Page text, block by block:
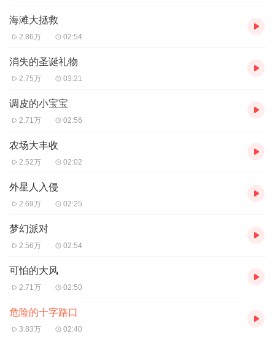
海滩大拯救
2.86万 02:54
消失的圣诞礼物
2.75万 03:21
调皮的小宝宝
2.71万 02:56
农场大丰收
2.52万 02:02
外星人入侵
2.69万 02:25
梦幻派对
2.56万 02:54
可怕的大风
2.71万 02:50
危险的十字路口
3.83万 02:40